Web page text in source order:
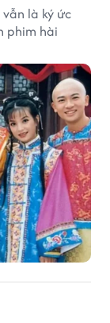
là ký ức
phim hài